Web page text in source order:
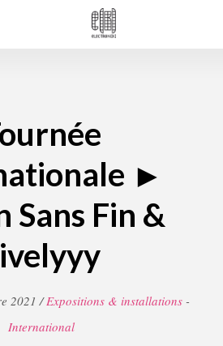
►
Sans Fin &
2021 /Expositions & installations -
International